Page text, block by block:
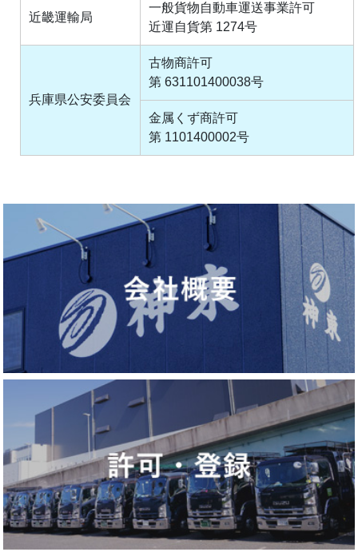
近畿運輸局
一般貨物自動車運送事業許可
近運自貨第 1274号
兵庫県公安委員会
古物商許可
第 631101400038号
金属くず商許可
第 1101400002号